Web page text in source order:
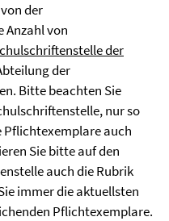
der
von
der
der
Bitte beachten Sie
nur so
Pflichtexemplare auch
Sie bitte auf den
auch die Rubrik
immer die aktuellsten
Pflichtexemplare.